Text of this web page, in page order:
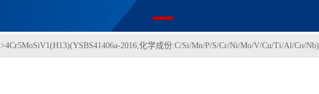
>4Cr5MoSiV1(H13)(YSBS41406a-2016;化学成份:C/Si/Mn/P/S/Cr/Ni/Mo/V/Cu/Ti/Al/Co/Nb)